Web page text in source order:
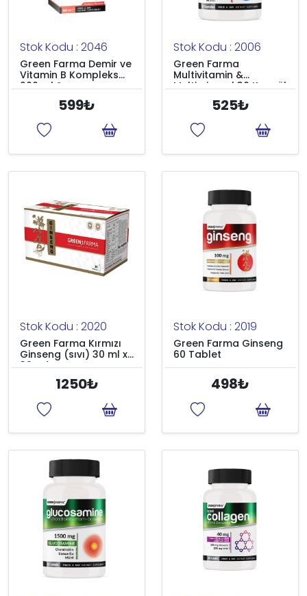
Stok Kodu : 2046
Green Farma Demir ve
Vitamin B Kompleks
200 ml Şurup
599₺
Stok Kodu : 2006
Green Farma
Multivitamin &
Multimineral 30 Kapsül
525₺
Stok Kodu : 2020
Green Farma Kırmızı
Ginseng (sıvı) 30 ml x
30 adet
1250₺
Stok Kodu : 2019
Green Farma Ginseng
60 Tablet
498₺